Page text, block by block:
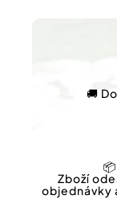
🚚
Zboží
objednávky